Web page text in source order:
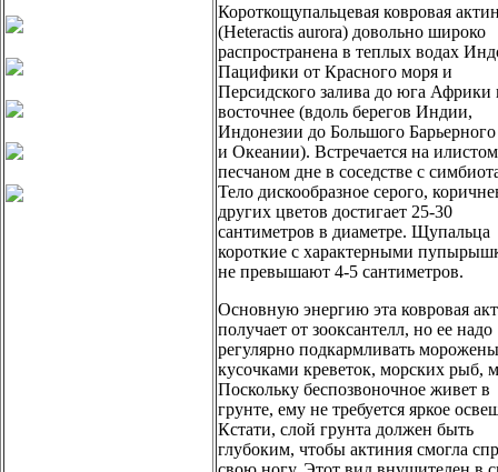
Короткощупальцевая ковровая
(Heteractis aurora) довольно широко
распространена в теплых водах
Пацифики от Красного моря и
Персидского залива до юга Африки
восточнее (вдоль берегов Индии,
Индонезии до Большого
и Океании). Встречается на
песчаном дне в соседстве с
Тело дискообразное серого,
других цветов достигает 25-30
сантиметров в диаметре. Щупальца
короткие с характерными
не превышают 4-5 сантиметров.
Основную энергию эта ковровая
получает от зооксантелл, но ее надо
регулярно подкармливать
кусочками креветок, морских рыб,
Поскольку беспозвоночное живет в
грунте, ему не требуется яркое
Кстати, слой грунта должен быть
глубоким, чтобы актиния смогла